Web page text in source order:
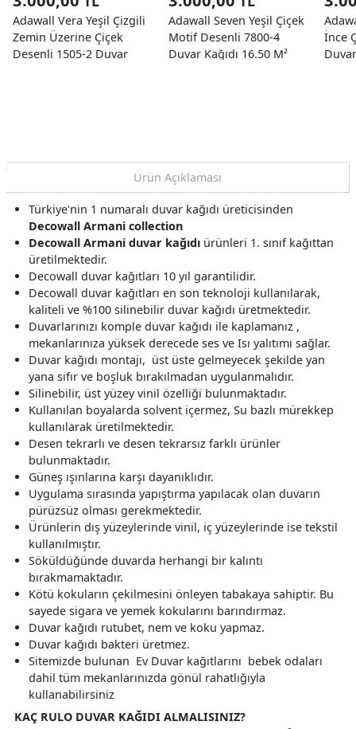
Adawall Vera Yeşil Çizgili
Zemin Üzerine Çiçek
Desenli 1505-2 Duvar
Adawall Seven Yeşil Çiçek
Motif Desenli 7800-4
Duvar Kağıdı 16.50 M²
İnce
Ürün Açıklaması
Türkiye'nin 1 numaralı duvar kağıdı üreticisinden
Decowall Armani collection
Decowall Armani duvar kağıdı ürünleri 1. sınıf kağıttan
üretilmektedir.
Decowall duvar kağıtları 10 yıl garantilidir.
Decowall duvar kağıtları en son teknoloji kullanılarak,
kaliteli ve %100 silinebilir duvar kağıdı üretmektedir.
Duvarlarınızı komple duvar kağıdı ile kaplamanız ,
mekanlarınıza yüksek derecede ses ve Isı yalıtımı sağlar.
Duvar kağıdı montajı, üst üste gelmeyecek şekilde yan
yana sıfır ve boşluk bırakılmadan uygulanmalıdır.
Silinebilir, üst yüzey vinil özelliği bulunmaktadır.
Kullanılan boyalarda solvent içermez, Su bazlı mürekkep
kullanılarak üretilmektedir.
Desen tekrarlı ve desen tekrarsız farklı ürünler
bulunmaktadır.
Güneş ışınlarına karşı dayanıklıdır.
Uygulama sırasında yapıştırma yapılacak olan duvarın
pürüzsüz olması gerekmektedir.
Ürünlerin dış yüzeylerinde vinil, iç yüzeylerinde ise tekstil
kullanılmıştır.
Söküldüğünde duvarda herhangi bir kalıntı
bırakmamaktadır.
Kötü kokuların çekilmesini önleyen tabakaya sahiptir. Bu
sayede sigara ve yemek kokularını barındırmaz.
Duvar kağıdı rutubet, nem ve koku yapmaz.
Duvar kağıdı bakteri üretmez.
Sitemizde bulunan Ev Duvar kağıtlarını bebek odaları
dahil tüm mekanlarınızda gönül rahatlığıyla
kullanabilirsiniz
KAÇ RULO DUVAR KAĞIDI ALMALISINIZ?